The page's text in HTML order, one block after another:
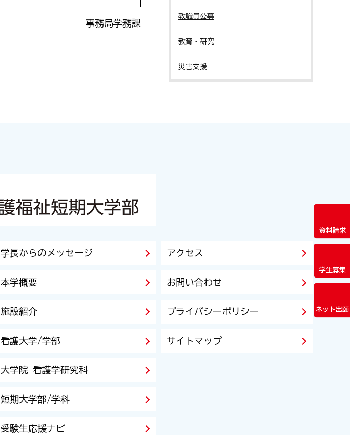
資料請求
学生募集
ネット出願
事務局学務課
教職員公募
教育・研究
災害支援
学長からのメッセージ
本学概要
施設紹介
看護大学/学部
大学院 看護学研究科
短期大学部/学科
受験生応援ナビ
アクセス
お問い合わせ
プライバシーポリシー
サイトマップ